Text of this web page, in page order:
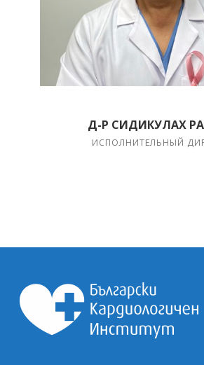
Д-Р СИДИКУЛАХ
ИСПОЛНИТЕЛЬНЫЙ